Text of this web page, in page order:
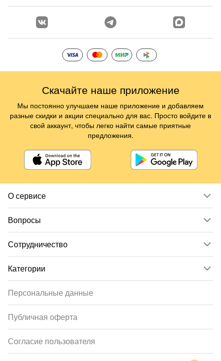
О сервисе
Вопросы
Сотрудничество
Категории
Персональные данные
Публичная оферта
Согласие пользователя
Скачайте наше приложение
Мы постоянно улучшаем наше приложение и добавляем
разные скидки и акции специально для вас. Просто войдите в
свой аккаунт, чтобы легко найти самые приятные
предложения.